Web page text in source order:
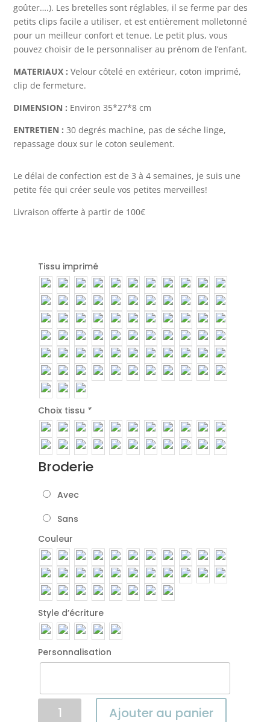
goûter….). Les bretelles sont réglables, il se ferme par des
petits clips facile a utiliser, et est entièrement molletonné
pour un meilleur confort et tenue. Le petit plus, vous
pouvez choisir de le personnaliser au prénom de l’enfant.
MATERIAUX : Velour côtelé en extérieur, coton imprimé,
clip de fermeture.
DIMENSION : Environ 35*27*8 cm
ENTRETIEN : 30 degrés machine, pas de séche linge,
repassage doux sur le coton seulement.
Le délai de confection est de 3 à 4 semaines, je suis une
petite fée qui créer seule vos petites merveilles!
Livraison offerte à partir de 100€
Tissu imprimé
Choix tissu *
Broderie
Avec
Sans
Couleur
Style d’écriture
Personnalisation
Ajouter au panier